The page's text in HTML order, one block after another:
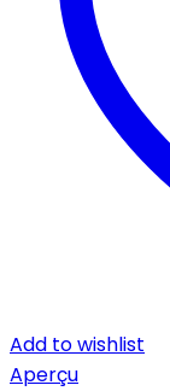
Add to wishlist
Aperçu